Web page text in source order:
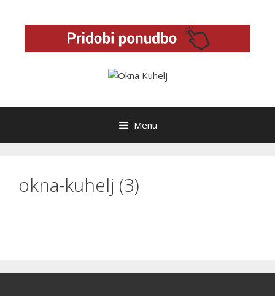
Menu
okna-kuhelj (3)